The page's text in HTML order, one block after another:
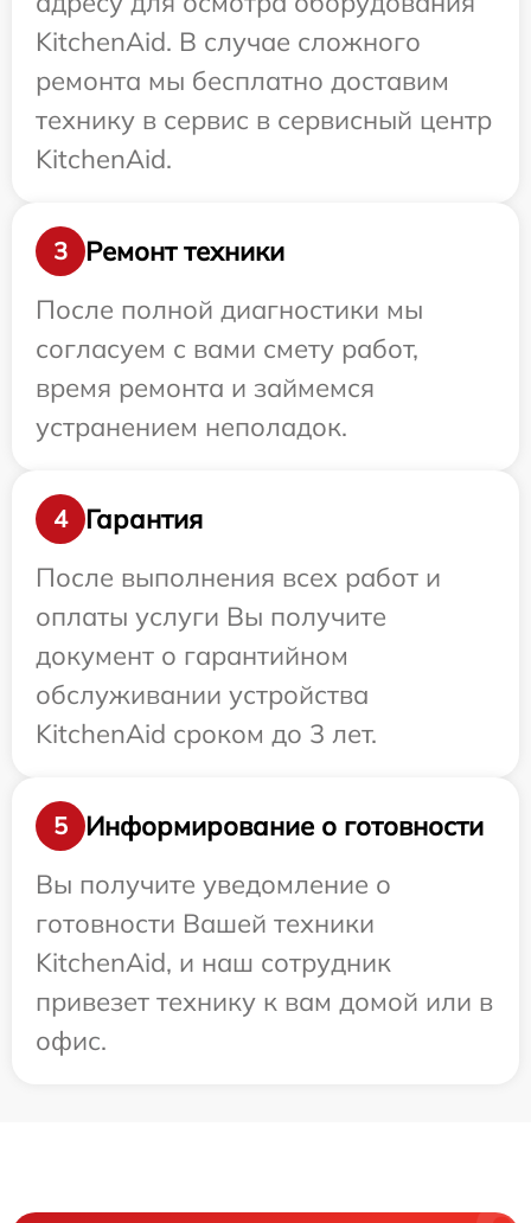
KitchenAid. В случае сложного
ремонта мы бесплатно доставим
технику в сервис в сервисный центр
KitchenAid.
3
Ремонт техники
После полной диагностики мы
согласуем с вами смету работ,
время ремонта и займемся
устранением неполадок.
4
Гарантия
После выполнения всех работ и
оплаты услуги Вы получите
документ о гарантийном
обслуживании устройства
KitchenAid сроком до 3 лет.
5
Информирование о готовности
Вы получите уведомление о
готовности Вашей техники
KitchenAid, и наш сотрудник
привезет технику к вам домой или в
офис.